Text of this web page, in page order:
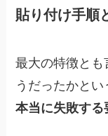
貼り付け手順
最大の特徴と
うだったかと
本当に失敗す